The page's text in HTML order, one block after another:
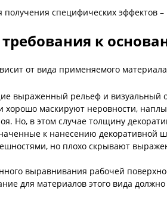
специфических эффектов
к
от вида применяемого
выраженный рельеф и визуальный
маскируют неровности,
Но, в этом случае толщину
к нанесению
но плохо скрывают
выравнивания рабочей
для материалов этого вида